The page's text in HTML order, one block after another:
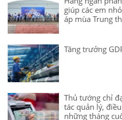
giúp các em
áp mùa Trung
Tăng trưởng
Thủ tướng chỉ
tác quản lý,
những tháng